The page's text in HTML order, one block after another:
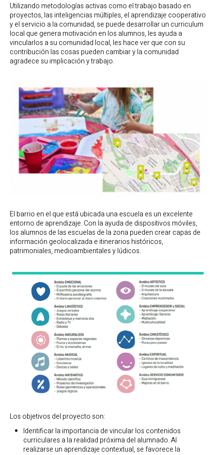
Utilizando metodologías activas como el trabajo basado en
proyectos, las inteligencias múltiples, el aprendizaje cooperativo
y el servicio a la comunidad, se puede desarrollar un curriculum
local que genera motivación en los alumnos, les ayuda a
vincularlos a su comunidad local, les hace ver que con su
contribución las cosas pueden cambiar y la comunidad
agradece su implicación y trabajo.
El barrio en el que está ubicada una escuela es un excelente
entorno de aprendizaje. Con la ayuda de dispositivos móviles,
los alumnos de las escuelas de la zona pueden crear capas de
información geolocalizada e itinerarios históricos,
patrimoniales, medioambientales y lúdicos.
Los objetivos del proyecto son:
Identificar la importancia de vincular los contenidos
curriculares a la realidad próxima del alumnado. Al
realizarse un aprendizaje contextual, se favorece la